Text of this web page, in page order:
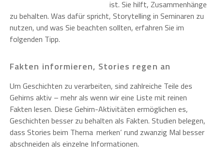
ist. Sie hilft, Zusammenhänge
zu behalten. Was dafür spricht, Storytelling in Seminaren zu
nutzen, und was Sie beachten sollten, erfahren Sie im
folgenden Tipp.
Fakten informieren, Stories regen an
Um Geschichten zu verarbeiten, sind zahlreiche Teile des
Gehirns aktiv – mehr als wenn wir eine Liste mit reinen
Fakten lesen. Diese Gehirn-Aktivitäten ermöglichen es,
Geschichten besser zu behalten als Fakten. Studien belegen,
dass Stories beim Thema ‚merken‘ rund zwanzig Mal besser
abschneiden als einzelne Informationen.